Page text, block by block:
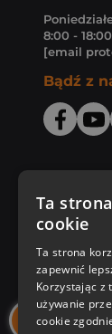
8:00 - 18:00
[email
Bądź z
Zakupy u
Nasza
Nasi
Ta
cookie
Ta strona
zapewnić
Korzystając z
używanie
cookie